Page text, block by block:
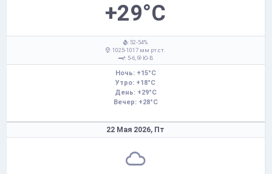
+29°C
: 52-54%
: 1025-1017 мм рт.ст.
: 5-6,
Ю-В
Ночь: +15°C
Утро: +18°C
День: +29°C
Вечер: +28°C
22 Мая 2026, Пт